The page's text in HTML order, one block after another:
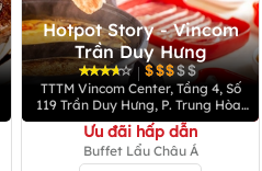
Hotpot Story - Vincom
Trần Duy Hưng
|
TTTM Vincom Center, Tầng 4, Số
119 Trần Duy Hưng, P. Trung Hòa,
Q. Cầu Giấy
Ưu đãi hấp dẫn
Buffet Lẩu Châu Á